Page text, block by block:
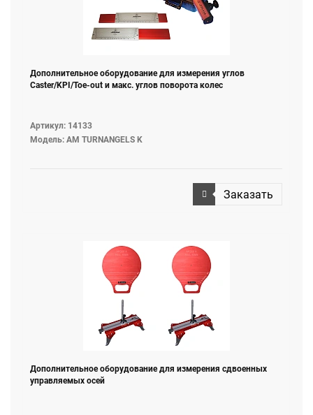
Дополнительное оборудование для измерения углов
Caster/KPI/Toe-out и макс. углов поворота колес
Артикул: 14133
Модель: AM TURNANGELS K
Заказать
Дополнительное оборудование для измерения сдвоенных
управляемых осей